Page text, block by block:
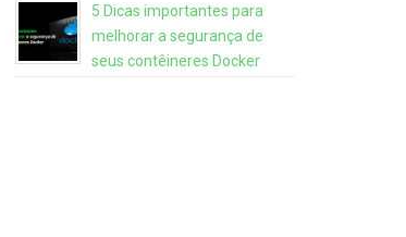
5 Dicas importantes para
melhorar a segurança de
seus contêineres Docker